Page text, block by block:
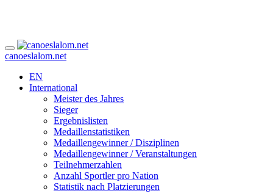
canoeslalom.net
EN
International
Meister des Jahres
Sieger
Ergebnislisten
Medaillenstatistiken
Medaillengewinner / Disziplinen
Medaillengewinner / Veranstaltungen
Teilnehmerzahlen
Anzahl Sportler pro Nation
Statistik nach Platzierungen